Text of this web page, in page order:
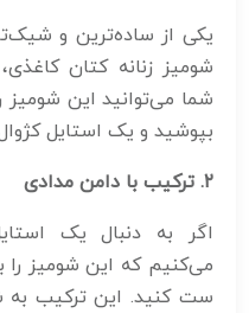
یکی از ساده‌ترین و
شومیز زنانه کتان
شما می‌توانید این شومیز
بپوشید و یک استایل
۲.ترکیب با دامن مدادی
اگر به دنبال یک
می‌کنیم که این شومیز را
ست کنید. این ترکیب